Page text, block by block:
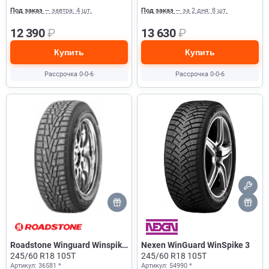
Под заказ — завтра: 4 шт.
12 390₽
Купить
Рассрочка 0-0-6
Под заказ — за 2 дня: 8 шт.
13 630₽
Купить
Рассрочка 0-0-6
Roadstone Winguard Winspike
SUV
245/60 R18 105T
Артикул: 36581 *
Nexen WinGuard WinSpike 3
245/60 R18 105T
Артикул: 54990 *